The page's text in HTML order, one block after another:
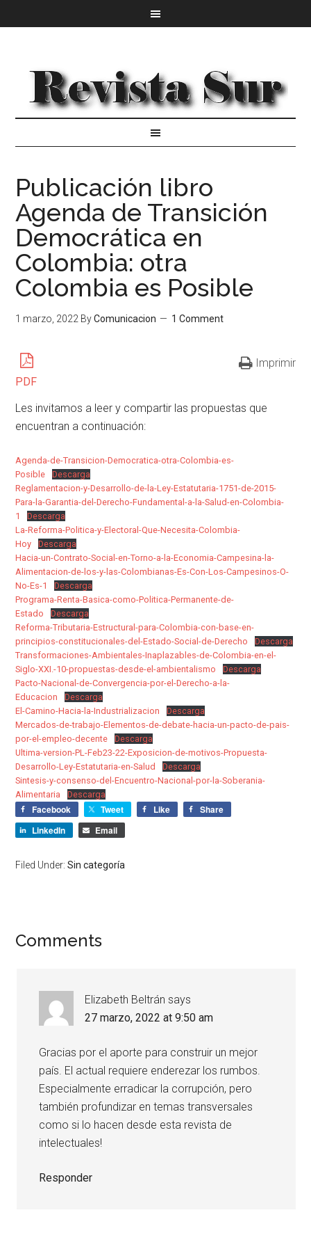
Publicación libro
Agenda de Transición
Democrática en
Colombia: otra
Colombia es Posible
1 marzo, 2022 ByComunicacion 1 Comment
PDF
Imprimir
Les invitamos a leer y compartir las propuestas que
encuentran a continuación:
Agenda-de-Transicion-Democratica-otra-Colombia-es-
Posible
Descarga
Reglamentacion-y-Desarrollo-de-la-Ley-Estatutaria-1751-de-2015-
Para-la-Garantia-del-Derecho-Fundamental-a-la-Salud-en-Colombia-
1
Descarga
La-Reforma-Politica-y-Electoral-Que-Necesita-Colombia-
Hoy
Descarga
Hacia-un-Contrato-Social-en-Torno-a-la-Economia-Campesina-la-
Alimentacion-de-los-y-las-Colombianas-Es-Con-Los-Campesinos-O-
No-Es-1
Descarga
Programa-Renta-Basica-como-Politica-Permanente-de-
Estado
Descarga
Reforma-Tributaria-Estructural-para-Colombia-con-base-en-
principios-constitucionales-del-Estado-Social-de-Derecho
Descarga
Transformaciones-Ambientales-Inaplazables-de-Colombia-en-el-
Siglo-XXI.-10-propuestas-desde-el-ambientalismo
Descarga
Pacto-Nacional-de-Convergencia-por-el-Derecho-a-la-
Educacion
Descarga
El-Camino-Hacia-la-Industrializacion
Descarga
Mercados-de-trabajo-Elementos-de-debate-hacia-un-pacto-de-pais-
por-el-empleo-decente
Descarga
Ultima-version-PL-Feb23-22-Exposicion-de-motivos-Propuesta-
Desarrollo-Ley-Estatutaria-en-Salud
Descarga
Sintesis-y-consenso-del-Encuentro-Nacional-por-la-Soberania-
Alimentaria
Descarga
Facebook Tweet Like
Share
LinkedIn
Email
Filed Under:Sin categoría
Comments
Elizabeth Beltrán says
27 marzo, 2022 at 9:50 am
Gracias por el aporte para construir un mejor
país. El actual requiere enderezar los rumbos.
Especialmente erradicar la corrupción, pero
también profundizar en temas transversales
como si lo hacen desde esta revista de
intelectuales!
Responder